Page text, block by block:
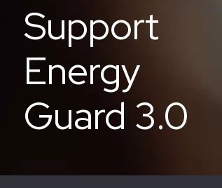
Support
Energy
Guard 3.0